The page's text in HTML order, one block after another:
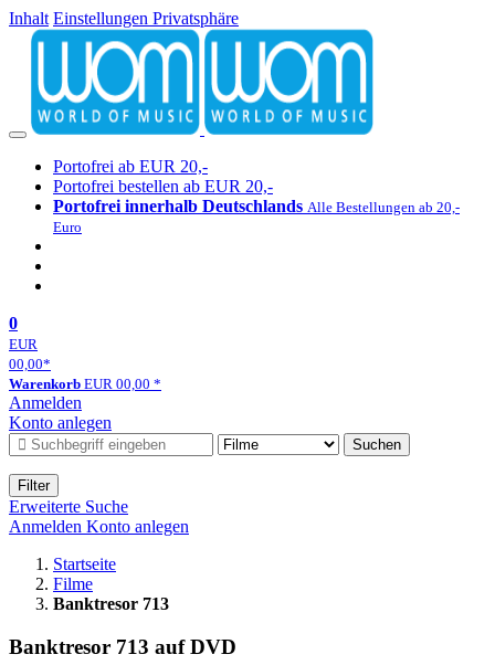
Inhalt Einstellungen Privatsphäre
Portofrei ab EUR 20,-
Portofrei bestellen ab EUR 20,-
Portofrei innerhalb Deutschlands Alle Bestellungen ab 20,-
Euro
0
EUR
00,00*
Warenkorb EUR 00,00 *
Anmelden
Konto anlegen
Suchen
Filter
Erweiterte Suche
Anmelden Konto anlegen
Startseite
Filme
Banktresor 713
Banktresor 713 auf DVD